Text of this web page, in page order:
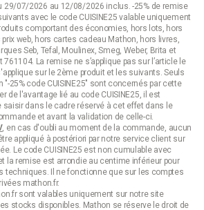
nous vous proposons d'opter pour
sur pieds en inox pour riz de 20 cm signée
fine sur pieds en inox de 23,5 cm
en plastique vert de 23 cm signée
choisir pour les pâtes ?
conseillons de choisir des trous larges
tout en retenant les pâtes. Privilégiez
résistants à la chaleur comme l'inox ou
Les passoires avec pieds ou
pour éviter les renversements. Assurez
taille de la passoire correspond à la
préparez. Les modèles à larges
égoutteuseMathonouFackelmann,
29/07/2026 au 12/08/2026 inclus. -25% de remise
avec le code CUISINE25 valable uniquement
comportant des économies, hors lots, hors
web, hors cartes cadeau Mathon, hors livres,
Seb, Tefal, Moulinex, Smeg, Weber, Brita et
La remise ne s’applique pas sur l’article le
sur le 2ème produit et les suivants. Seuls
"-25% code CUISINE25" sont concernés par cette
de l'avantage lié au code CUISINE25, il est
dans le cadre réservé à cet effet dans le
et avant la validation de celle-ci.
, en cas d'oubli au moment de la commande, aucun
appliqué à postériori par notre service client sur
Le code CUISINE25 est non cumulable avec
la remise est arrondie au centime inférieur pour
techniques. Il ne fonctionne que sur les comptes
mathon.fr.
sont valables uniquement sur notre site
stocks disponibles. Mathon se réserve le droit de